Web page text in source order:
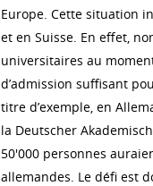
Europe. Cette situation
et en Suisse. En effet,
universitaires au
d’admission suffisant
titre d’exemple, en
la Deutscher
50'000 personnes
allemandes. Le défi est